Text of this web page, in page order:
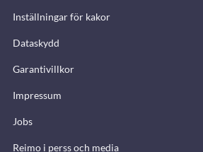
Inställningar för kakor
Dataskydd
Garantivillkor
Impressum
Jobs
Reimo i perss och media